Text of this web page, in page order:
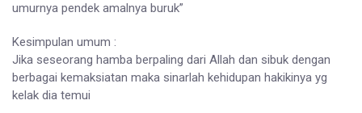
umurnya pendek amalnya buruk”
Kesimpulan umum :
Jika seseorang hamba berpaling dari Allah dan sibuk dengan
berbagai kemaksiatan maka sinarlah kehidupan hakikinya yg
kelak dia temui